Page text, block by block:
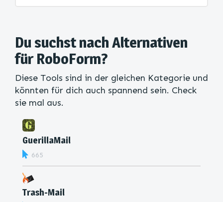
Du suchst nach Alternativen
für RoboForm?
Diese Tools sind in der gleichen Kategorie und
könnten für dich auch spannend sein. Check
sie mal aus.
GuerillaMail
665
Trash-Mail